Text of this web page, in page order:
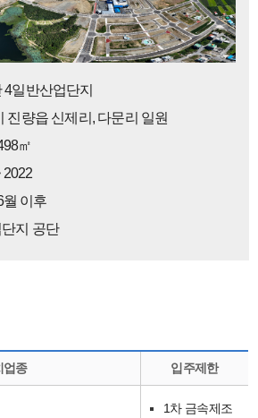
4일반산업단지
진량읍 신제리, 다문리 일원
㎡
2022
월 이후
지 공단
업종 입주제한
1차 금속제조